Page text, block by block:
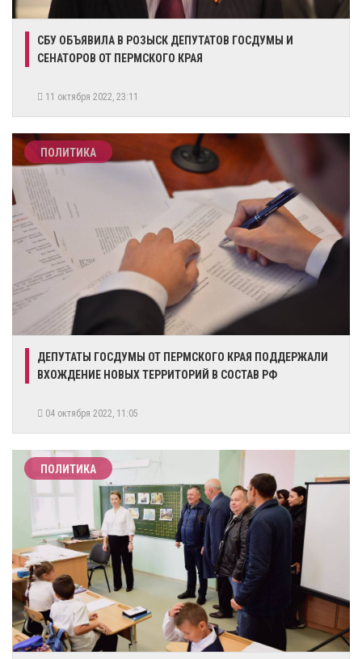
СБУ ОБЪЯВИЛА В РОЗЫСК ДЕПУТАТОВ ГОСДУМЫ И
СЕНАТОРОВ ОТ ПЕРМСКОГО КРАЯ
11 октября 2022, 23:11
ПОЛИТИКА
​ДЕПУТАТЫ ГОСДУМЫ ОТ ПЕРМСКОГО КРАЯ ПОДДЕРЖАЛИ
ВХОЖДЕНИЕ НОВЫХ ТЕРРИТОРИЙ В СОСТАВ РФ
04 октября 2022, 11:05
ПОЛИТИКА